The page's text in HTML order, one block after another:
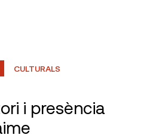
CULTURALS
i presència